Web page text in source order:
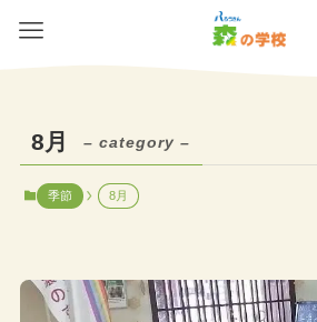
8月 – category –
季節 8月